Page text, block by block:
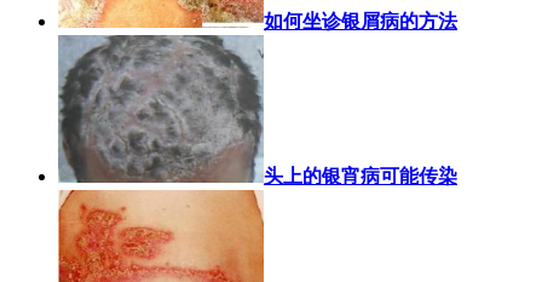
如何坐诊银屑病的方法
头上的银宵病可能传染